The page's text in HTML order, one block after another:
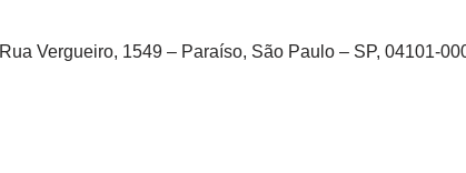
Rua Vergueiro, 1549 – Paraíso, São Paulo – SP, 04101-